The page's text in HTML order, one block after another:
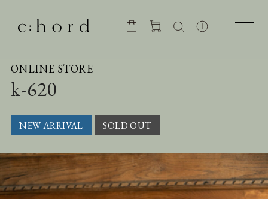
ONLINE STORE
k-620